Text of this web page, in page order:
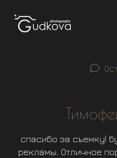
спасибо за съемку!
рекламы. Отличное